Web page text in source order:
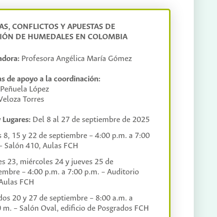
de los LLM, Aplicaciones de los LLM,
colaborativo entre los participantes.
y sus formas de pensamiento. No
de superar los modos de la
y segregación disciplinar a la de la
colaborativo. Y en las disciplinas
y diversos. Así mismo, busca
y modelos pedagógicos obsoletos,
o mejorados. En esta transformación
por igual. Lo anterior para el desarrollo
escenarios a partir de la obra
de un proyecto cultural en el
CONFLICTOS Y APUESTAS DE
DE HUMEDALES EN COLOMBIA
Profesora Angélica María Gómez
de apoyo a la coordinación:
López
Torres
Lugares: Del 8 al 27 de septiembre de 2025
8, 15 y 22 de septiembre – 4:00 p.m. a 7:00
Salón 410, Aulas FCH
23, miércoles 24 y jueves 25 de
– 4:00 p.m. a 7:00 p.m. – Auditorio
FCH
20 y 27 de septiembre – 8:00 a.m. a
m. – Salón Oval, edificio de Posgrados FCH